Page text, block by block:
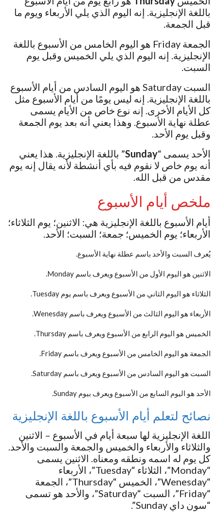
باللغة الإنجليزية. إنه اليوم الذي يلي الأربعاء ويوم ما
قبل الجمعة.
الجمعة Friday هو اليوم الخامس من الأسبوع باللغة
الإنجليزية. إنه اليوم الذي يلي الخميس وقبل يوم
السبت.
السبت Saturday هو اليوم السادس من أيام الأسبوع
باللغة الإنجليزية. إنه ليس يومًا من أيام الأسبوع مثل
كل الأيام الأخرى. إنه نوع خاص من الأيام يسمى
عطلة نهاية الأسبوع. وهذا يعني أنه بعد يوم الجمعة
وقبل يوم الأحد.
الأحد يسمى “Sunday” باللغة الإنجليزية. هذا يعني
أنه يوم خاص لا نقوم فيه بأي أنشطة لأنه يقال إنه يوم
مقدس من قبل الله.
ملخص أيام الأسبوع
أيام الأسبوع باللغة الإنجليزية هي: الاثنين؛ يوم الثلاثاء؛
الأربعاء؛ يوم الخميس؛ جمعة؛ السبت؛ الأحد.
يُعرف السبت والأحد باسم عطلة نهاية الأسبوع.
الاثنين هو اليوم الأول من الأسبوع ويعرف باسم Monday.
الثلاثاء هو اليوم الثاني من الأسبوع ويعرف باسم يوم Tuesday.
الأربعاء هو اليوم الثالث من الأسبوع ويعرف باسم Wenesday.
الخميس هو اليوم الرابع من الأسبوع ويعرف باسم Thursday.
الجمعة هو اليوم الخامس من الأسبوع ويعرف باسم Friday.
السبت هو اليوم السادس من الأسبوع ويعرف باسم Saturday.
الأحد هو اليوم السابع من الأسبوع ويعرف بيوم Sunday.
نصائح لتعلم أيام الأسبوع باللغة الإنجليزية
اللغة الإنجليزية لها سبعة أيام في الأسبوع – الاثنين
والثلاثاء والأربعاء والخميس والجمعة والسبت والأحد.
كل يوم له اسمه ونطقه ومعناه. الاثنين يسمى
“Monday”، الثلاثاء “Tuesday”، الأربعاء
“Wenesday”، الخميس “Thursday”، الجمعة
“Friday”، السبت “Saturday”، والأحد هو تسمى
“سون داي Sunday”.